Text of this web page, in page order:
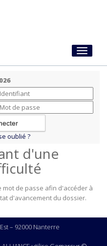
Toggle
oublié ?
d'une
de passe afin d'accéder à
d'avancement du dossier.
– 92000 Nanterre